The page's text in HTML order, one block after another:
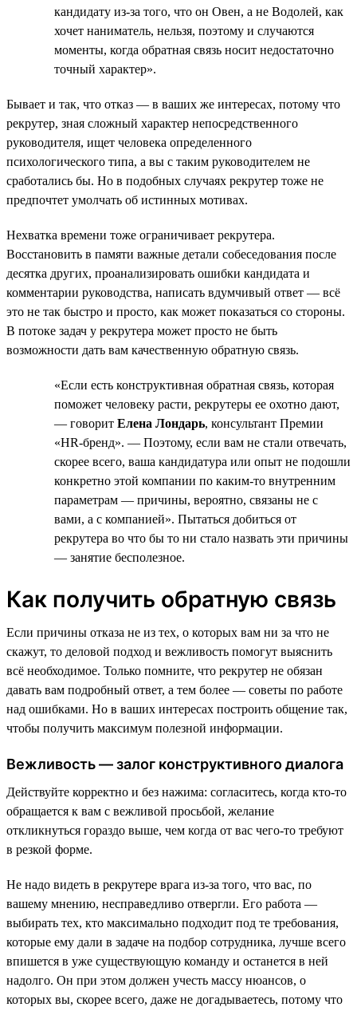
кандидату из-за того, что он Овен, а не Водолей, как
хочет наниматель, нельзя, поэтому и случаются
моменты, когда обратная связь носит недостаточно
точный характер».
Бывает и так, что отказ — в ваших же интересах, потому что
рекрутер, зная сложный характер непосредственного
руководителя, ищет человека определенного
психологического типа, а вы с таким руководителем не
сработались бы. Но в подобных случаях рекрутер тоже не
предпочтет умолчать об истинных мотивах.
Нехватка времени тоже ограничивает рекрутера.
Восстановить в памяти важные детали собеседования после
десятка других, проанализировать ошибки кандидата и
комментарии руководства, написать вдумчивый ответ — всё
это не так быстро и просто, как может показаться со стороны.
В потоке задач у рекрутера может просто не быть
возможности дать вам качественную обратную связь.
«Если есть конструктивная обратная связь, которая
поможет человеку расти, рекрутеры ее охотно дают,
— говорит Елена Лондарь, консультант Премии
«HR-бренд». — Поэтому, если вам не стали отвечать,
скорее всего, ваша кандидатура или опыт не подошли
конкретно этой компании по каким-то внутренним
параметрам — причины, вероятно, связаны не с
вами, а с компанией». Пытаться добиться от
рекрутера во что бы то ни стало назвать эти причины
— занятие бесполезное.
Как получить обратную связь
Если причины отказа не из тех, о которых вам ни за что не
скажут, то деловой подход и вежливость помогут выяснить
всё необходимое. Только помните, что рекрутер не обязан
давать вам подробный ответ, а тем более — советы по работе
над ошибками. Но в ваших интересах построить общение так,
чтобы получить максимум полезной информации.
Вежливость — залог конструктивного диалога
Действуйте корректно и без нажима: согласитесь, когда кто-то
обращается к вам с вежливой просьбой, желание
откликнуться гораздо выше, чем когда от вас чего-то требуют
в резкой форме.
Не надо видеть в рекрутере врага из-за того, что вас, по
вашему мнению, несправедливо отвергли. Его работа —
выбирать тех, кто максимально подходит под те требования,
которые ему дали в задаче на подбор сотрудника, лучше всего
впишется в уже существующую команду и останется в ней
надолго. Он при этом должен учесть массу нюансов, о
которых вы, скорее всего, даже не догадываетесь, потому что